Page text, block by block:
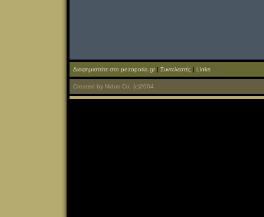
Διαφημιστείτε στο pezoporia.gr | Συντελεστές | Links
Created by Nidus Co. (c)2004